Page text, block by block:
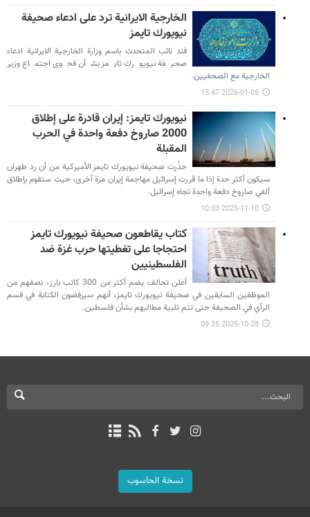
الخارجية الايرانية ترد على ادعاء صحيفة
نيويورك تايمز
فند نائب المتحدث باسم وزارة الخارجية الايرانية ادعاء
صحيفة نيويورك تايمز بشأن فحوى اجتماع وزير
الخارجية مع الصحفيين.
2026-01-05 15:47
نيويورك تايمز: إيران قادرة علی إطلاق
2000 صاروخ دفعة واحدة في الحرب
المقبلة
حذّرت صحيفة نيويورك تايمز الأميركية من أن رد طهران
سيكون أكثر حدة إذا ما قررت إسرائيل مهاجمة إيران مرة أخرى، حيث ستقوم بإطلاق
ألفي صاروخ دفعة واحدة تجاه إسرائيل.
2025-11-10 10:03
كتاب يقاطعون صحيفة نيويورك تايمز
احتجاجا على تغطيتها حرب غزة ضد
الفلسطينيين
أعلن تحالف يضم أكثر من 300 كاتب بارز، نصفهم من
الموظفين السابقين في صحيفة نيويورك تايمز، أنهم سيرفضون الكتابة في قسم
الرأي في الصحيفة حتى تتم تلبية مطالبهم بشأن فلسطين.
2025-10-28 09:35
نسخة الحاسوب